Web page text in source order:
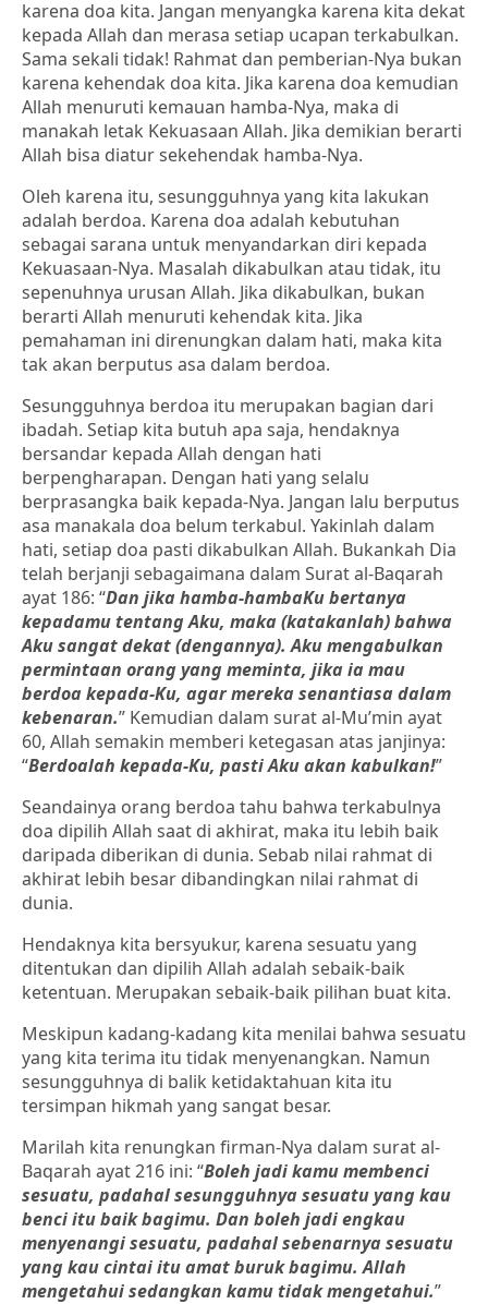
karena doa kita. Jangan menyangka karena kita dekat
kepada Allah dan merasa setiap ucapan terkabulkan.
Sama sekali tidak! Rahmat dan pemberian-Nya bukan
karena kehendak doa kita. Jika karena doa kemudian
Allah menuruti kemauan hamba-Nya, maka di
manakah letak Kekuasaan Allah. Jika demikian berarti
Allah bisa diatur sekehendak hamba-Nya.
Oleh karena itu, sesungguhnya yang kita lakukan
adalah berdoa. Karena doa adalah kebutuhan
sebagai sarana untuk menyandarkan diri kepada
Kekuasaan-Nya. Masalah dikabulkan atau tidak, itu
sepenuhnya urusan Allah. Jika dikabulkan, bukan
berarti Allah menuruti kehendak kita. Jika
pemahaman ini direnungkan dalam hati, maka kita
tak akan berputus asa dalam berdoa.
Sesungguhnya berdoa itu merupakan bagian dari
ibadah. Setiap kita butuh apa saja, hendaknya
bersandar kepada Allah dengan hati
berpengharapan. Dengan hati yang selalu
berprasangka baik kepada-Nya. Jangan lalu berputus
asa manakala doa belum terkabul. Yakinlah dalam
hati, setiap doa pasti dikabulkan Allah. Bukankah Dia
telah berjanji sebagaimana dalam Surat al-Baqarah
ayat 186: “Dan jika hamba-hambaKu bertanya
kepadamu tentang Aku, maka (katakanlah) bahwa
Aku sangat dekat (dengannya). Aku mengabulkan
permintaan orang yang meminta, jika ia mau
berdoa kepada-Ku, agar mereka senantiasa dalam
kebenaran.” Kemudian dalam surat al-Mu’min ayat
60, Allah semakin memberi ketegasan atas janjinya:
“Berdoalah kepada-Ku, pasti Aku akan kabulkan!”
Seandainya orang berdoa tahu bahwa terkabulnya
doa dipilih Allah saat di akhirat, maka itu lebih baik
daripada diberikan di dunia. Sebab nilai rahmat di
akhirat lebih besar dibandingkan nilai rahmat di
dunia.
Hendaknya kita bersyukur, karena sesuatu yang
ditentukan dan dipilih Allah adalah sebaik-baik
ketentuan. Merupakan sebaik-baik pilihan buat kita.
Meskipun kadang-kadang kita menilai bahwa sesuatu
yang kita terima itu tidak menyenangkan. Namun
sesungguhnya di balik ketidaktahuan kita itu
tersimpan hikmah yang sangat besar.
Marilah kita renungkan firman-Nya dalam surat al-
Baqarah ayat 216 ini: “Boleh jadi kamu membenci
sesuatu, padahal sesungguhnya sesuatu yang kau
benci itu baik bagimu. Dan boleh jadi engkau
menyenangi sesuatu, padahal sebenarnya sesuatu
yang kau cintai itu amat buruk bagimu. Allah
mengetahui sedangkan kamu tidak mengetahui.”